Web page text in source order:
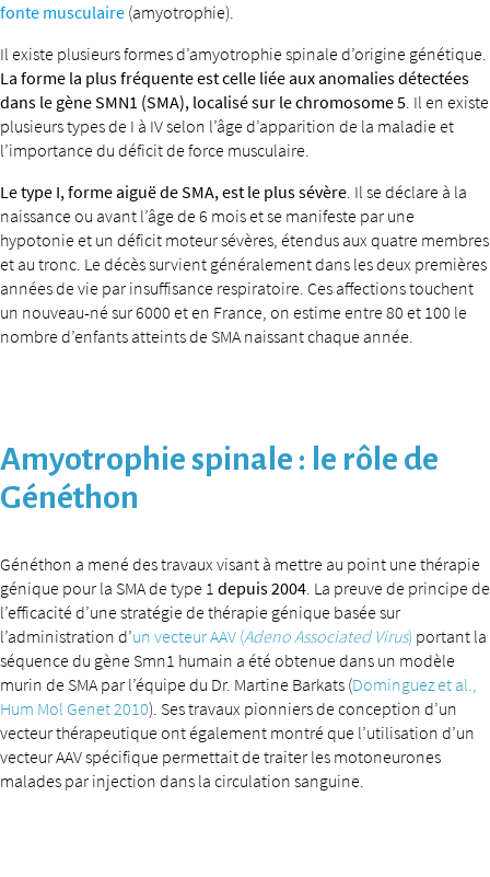
fonte musculaire (amyotrophie).
Il existe plusieurs formes d’amyotrophie spinale d’origine génétique.
La forme la plus fréquente est celle liée aux anomalies détectées
dans le gène SMN1 (SMA), localisé sur le chromosome 5. Il en existe
plusieurs types de I à IV selon l’âge d’apparition de la maladie et
l’importance du déficit de force musculaire.
Le type I, forme aiguë de SMA, est le plus sévère. Il se déclare à la
naissance ou avant l’âge de 6 mois et se manifeste par une
hypotonie et un déficit moteur sévères, étendus aux quatre membres
et au tronc. Le décès survient généralement dans les deux premières
années de vie par insuffisance respiratoire. Ces affections touchent
un nouveau-né sur 6000 et en France, on estime entre 80 et 100 le
nombre d’enfants atteints de SMA naissant chaque année.
Amyotrophie spinale : le rôle de
Généthon
Généthon a mené des travaux visant à mettre au point une thérapie
génique pour la SMA de type 1 depuis 2004. La preuve de principe de
l’efficacité d’une stratégie de thérapie génique basée sur
l’administration d’un vecteur AAV (Adeno Associated Virus) portant la
séquence du gène Smn1 humain a été obtenue dans un modèle
murin de SMA par l’équipe du Dr. Martine Barkats (Dominguez et al.,
Hum Mol Genet 2010). Ses travaux pionniers de conception d’un
vecteur thérapeutique ont également montré que l’utilisation d’un
vecteur AAV spécifique permettait de traiter les motoneurones
malades par injection dans la circulation sanguine.